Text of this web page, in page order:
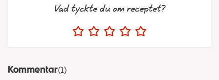
Vad tyckte du om receptet?
Kommentar(1)